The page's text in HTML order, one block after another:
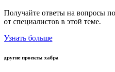
Получайте ответы на вопросы
от специалистов в этой теме.
Узнать больше
другие проекты хабра